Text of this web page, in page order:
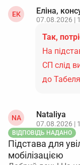
ЕК Еліна,
07.08.2026 |
Так,
На
СП слід
до
NA Nataliya
07.08.2026 |
ВІДПОВІДЬ НАДАНО
Підстава для
мобілізацією